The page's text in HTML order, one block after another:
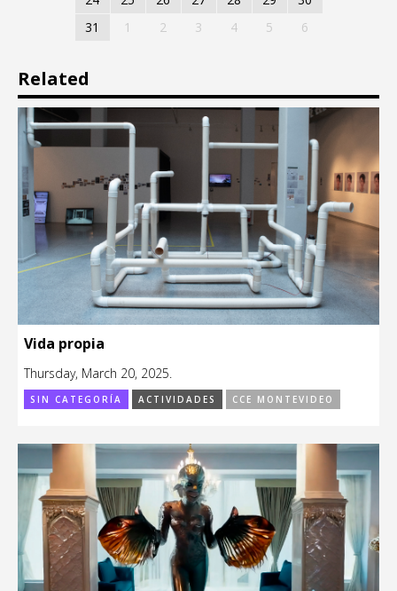
31
1 2 3 4 5 6
Related
Vida propia
Thursday, March 20, 2025.
SIN CATEGORÍA ACTIVIDADES CCE MONTEVIDEO